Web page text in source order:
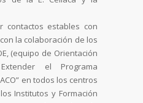
contactos estables con
la colaboración de los
(equipo de Orientación
el Programa
en todos los centros
Institutos y Formación